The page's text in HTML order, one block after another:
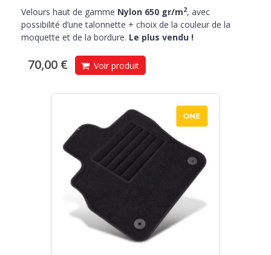
Velours haut de gamme Nylon 650 gr/m2, avec
possibilité d’une talonnette + choix de la couleur de la
moquette et de la bordure. Le plus vendu !
70,00 € Voir produit